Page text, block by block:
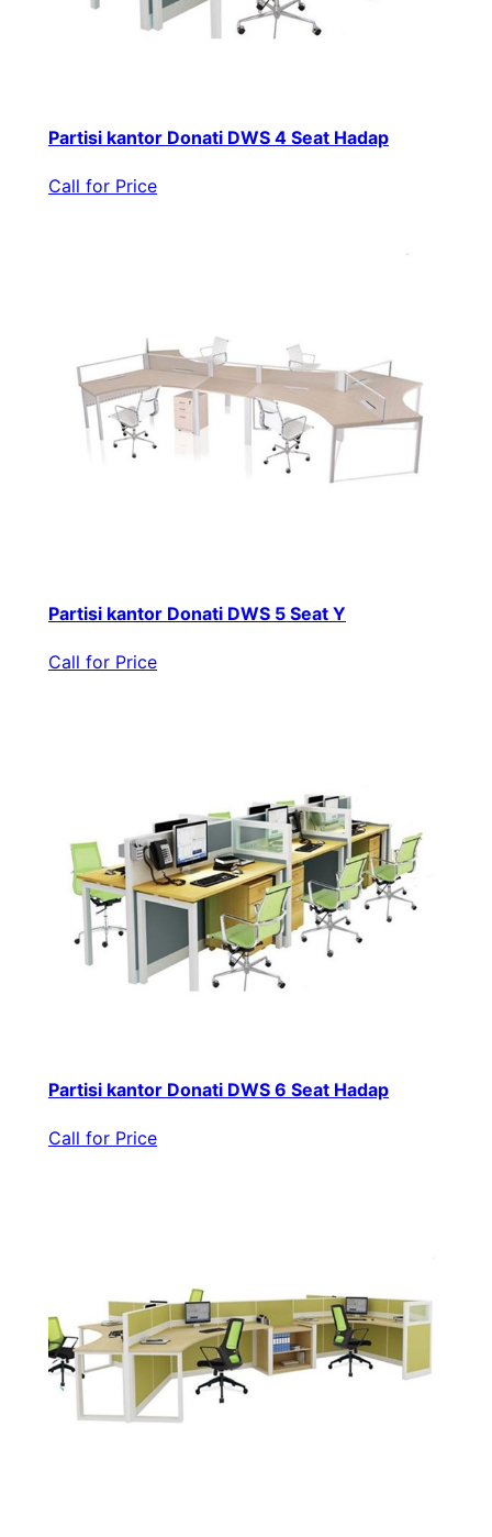
Partisi kantor Donati DWS 4 Seat Hadap
Call for Price
Partisi kantor Donati DWS 5 Seat Y
Call for Price
Partisi kantor Donati DWS 6 Seat Hadap
Call for Price